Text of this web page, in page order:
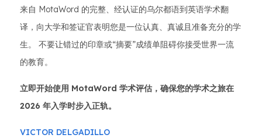
来自 MotaWord 的完整、经认证的乌尔都语到英语学术翻
译，向大学和签证官表明您是一位认真、真诚且准备充分的学
生。 不要让错过的印章或“摘要”成绩单阻碍你接受世界一流
的教育。
立即开始使用 MotaWord 学术评估，确保您的学术之旅在
2026 年入学时步入正轨。
VICTOR DELGADILLO